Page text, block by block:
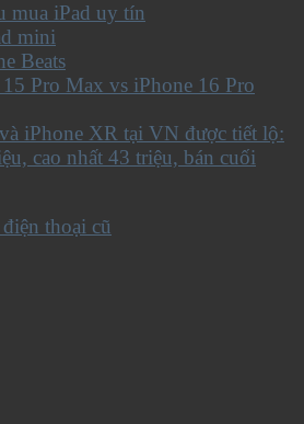
mua iPad uy tín
mini
Beats
Pro Max vs iPhone 16 Pro
iPhone XR tại VN được tiết lộ:
cao nhất 43 triệu, bán cuối
thoại cũ